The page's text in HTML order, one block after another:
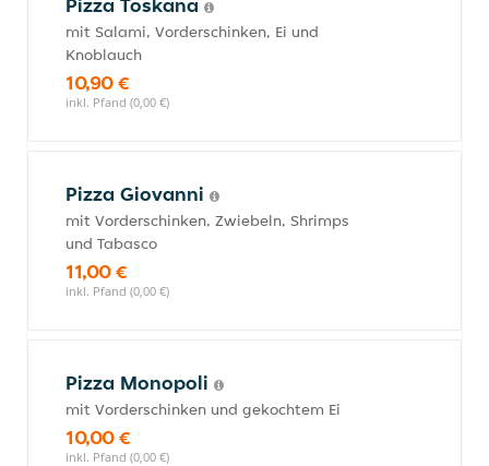
mit Salami, Vorderschinken, Ei und
Knoblauch
10,90 €
inkl. Pfand (0,00 €)
Pizza Giovanni
mit Vorderschinken, Zwiebeln, Shrimps
und Tabasco
11,00 €
inkl. Pfand (0,00 €)
Pizza Monopoli
mit Vorderschinken und gekochtem Ei
10,00 €
inkl. Pfand (0,00 €)